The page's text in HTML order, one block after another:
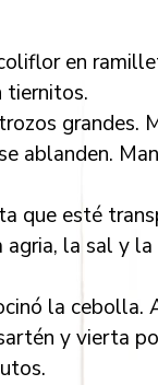
en
tiernitos.
grandes.
ablanden.
que esté
la sal y
la cebolla.
y vierta